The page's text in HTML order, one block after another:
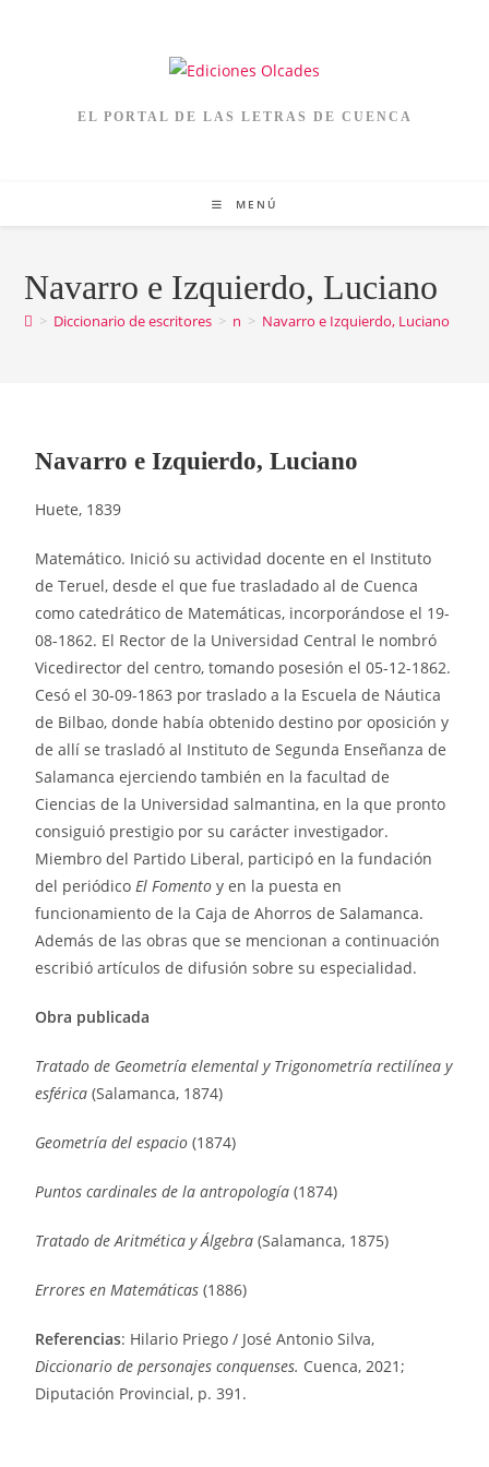
EL PORTAL DE LAS LETRAS DE CUENCA
MENÚ
Navarro e Izquierdo, Luciano
> Diccionario de escritores > n > Navarro e Izquierdo, Luciano
Navarro e Izquierdo, Luciano
Huete, 1839
Matemático. Inició su actividad docente en el Instituto
de Teruel, desde el que fue trasladado al de Cuenca
como catedrático de Matemáticas, incorporándose el 19-
08-1862. El Rector de la Universidad Central le nombró
Vicedirector del centro, tomando posesión el 05-12-1862.
Cesó el 30-09-1863 por traslado a la Escuela de Náutica
de Bilbao, donde había obtenido destino por oposición y
de allí se trasladó al Instituto de Segunda Enseñanza de
Salamanca ejerciendo también en la facultad de
Ciencias de la Universidad salmantina, en la que pronto
consiguió prestigio por su carácter investigador.
Miembro del Partido Liberal, participó en la fundación
del periódico El Fomentoy en la puesta en
funcionamiento de la Caja de Ahorros de Salamanca.
Además de las obras que se mencionan a continuación
escribió artículos de difusión sobre su especialidad.
Obra publicada
Tratado de Geometría elemental y Trigonometría rectilínea y
esférica(Salamanca, 1874)
Geometría del espacio(1874)
Puntos cardinales de la antropología(1874)
Tratado de Aritmética y Álgebra(Salamanca, 1875)
Errores en Matemáticas(1886)
Referencias: Hilario Priego / José Antonio Silva,
Diccionario de personajes conquenses. Cuenca, 2021;
Diputación Provincial, p. 391.